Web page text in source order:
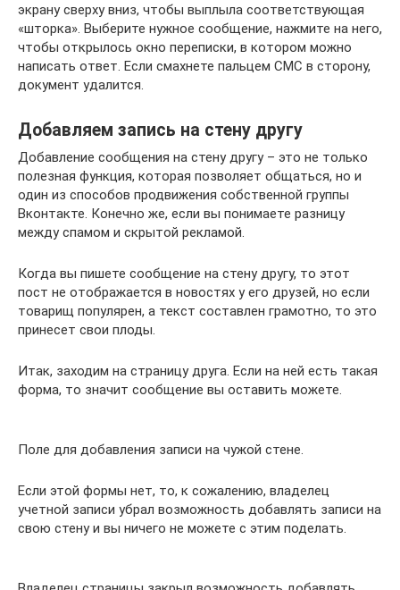
экрану сверху вниз, чтобы выплыла соответствующая
«шторка». Выберите нужное сообщение, нажмите на него,
чтобы открылось окно переписки, в котором можно
написать ответ. Если смахнете пальцем СМС в сторону,
документ удалится.
Добавляем запись на стену другу
Добавление сообщения на стену другу – это не только
полезная функция, которая позволяет общаться, но и
один из способов продвижения собственной группы
Вконтакте. Конечно же, если вы понимаете разницу
между спамом и скрытой рекламой.
Когда вы пишете сообщение на стену другу, то этот
пост не отображается в новостях у его друзей, но если
товарищ популярен, а текст составлен грамотно, то это
принесет свои плоды.
Итак, заходим на страницу друга. Если на ней есть такая
форма, то значит сообщение вы оставить можете.
Поле для добавления записи на чужой стене.
Если этой формы нет, то, к сожалению, владелец
учетной записи убрал возможность добавлять записи на
свою стену и вы ничего не можете с этим поделать.